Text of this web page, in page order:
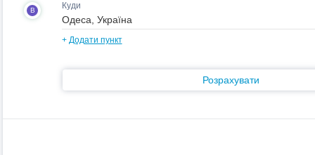
B Куди
+ Додати пункт
Розрахувати